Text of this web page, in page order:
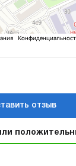
отзыв